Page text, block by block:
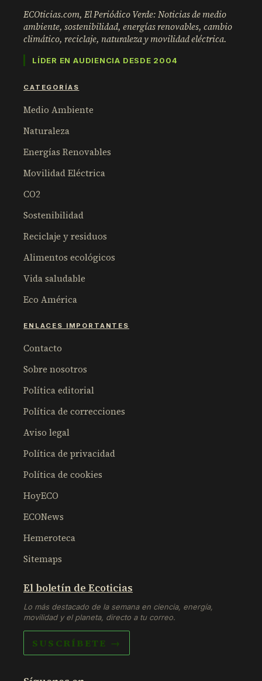
ECOticias.com, El Periódico Verde: Noticias de medio
ambiente, sostenibilidad, energías renovables, cambio
climático, reciclaje, naturaleza y movilidad eléctrica.
LÍDER EN AUDIENCIA DESDE 2004
CATEGORÍAS
Medio Ambiente
Naturaleza
Energías Renovables
Movilidad Eléctrica
CO2
Sostenibilidad
Reciclaje y residuos
Alimentos ecológicos
Vida saludable
Eco América
ENLACES IMPORTANTES
Contacto
Sobre nosotros
Política editorial
Política de correcciones
Aviso legal
Política de privacidad
Política de cookies
HoyECO
ECONews
Hemeroteca
Sitemaps
El boletín de Ecoticias
Lo más destacado de la semana en ciencia, energía,
movilidad y el planeta, directo a tu correo.
SUSCRÍBETE →